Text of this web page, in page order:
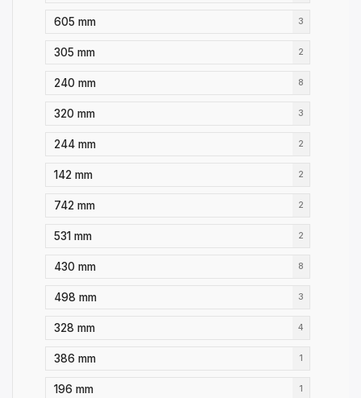
605 mm 3
305 mm 2
240 mm 8
320 mm 3
244 mm 2
142 mm 2
742 mm 2
531 mm 2
430 mm 8
498 mm 3
328 mm 4
386 mm 1
196 mm 1